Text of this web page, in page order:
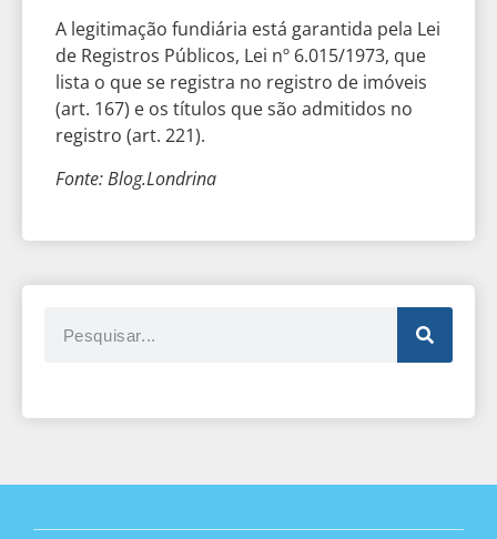
A legitimação fundiária está garantida pela Lei
de Registros Públicos, Lei nº 6.015/1973, que
lista o que se registra no registro de imóveis
(art. 167) e os títulos que são admitidos no
registro (art. 221).
Fonte: Blog.Londrina